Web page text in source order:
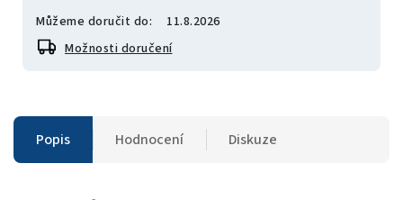
Můžeme doručit do:
11.8.2026
Možnosti doručení
Popis Hodnocení Diskuze